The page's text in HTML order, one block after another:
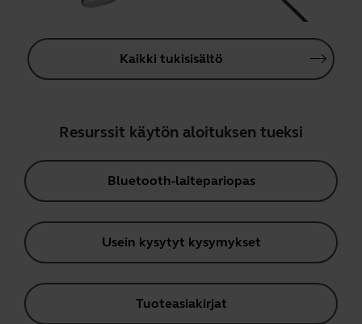
Kaikki tukisisältö
Resurssit käytön aloituksen tueksi
Bluetooth-laitepariopas
Usein kysytyt kysymykset
Tuoteasiakirjat